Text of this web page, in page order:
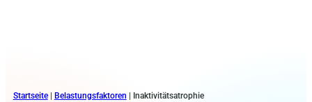
Startseite| Belastungsfaktoren Inaktivitätsatrophie